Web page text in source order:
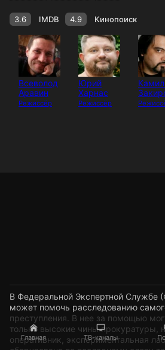
Главная ТВ-каналы
3.6 IMDB 4.9 Кинопоиск
Всеволод
Аравин
Режиссёр
Юрий
Харнас
Режиссёр
В Федеральной Экспертной Службе
может помочь расследованию
преступления. В нее за помощью
только высокие чины прокуратуры,
оперативник, экспериментальная